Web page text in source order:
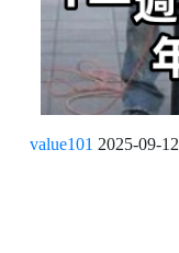
value101 2025-09-12